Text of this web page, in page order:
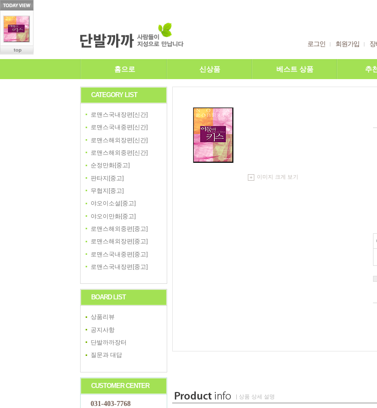
로그인 회원가입 장
홈으로 신상품 베스트 상품 추
CATEGORY LIST
로맨스국내장편[신간]
로맨스국내중편[신간]
로맨스해외장편[신간]
로맨스해외중편[신간]
순정만화[중고]
판타지[중고]
무협지[중고]
야오이소설[중고]
야오이만화[중고]
로맨스해외중편[중고]
로맨스해외장편[중고]
로맨스국내중편[중고]
로맨스국내장편[중고]
BOARD LIST
상품리뷰
공지사항
단발까까장터
질문과 대답
CUSTOMER CENTER
031-403-7768
이미지 크게 보기
| 상품 상세 설명